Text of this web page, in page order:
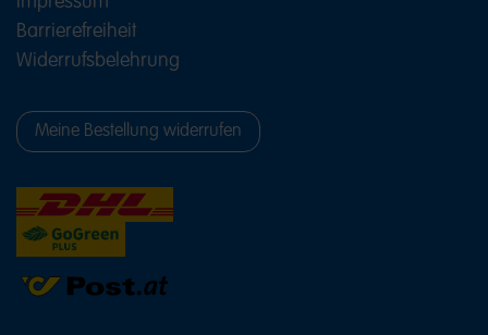
Barrierefreiheit
Widerrufsbelehrung
Meine Bestellung widerrufen